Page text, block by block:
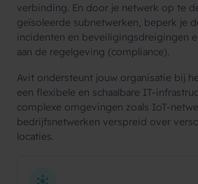
verbinding. En door je netwerk op te
geïsoleerde subnetwerken, beperk je
incidenten en beveiligingsdreigingen
aan de regelgeving (compliance).
Avit ondersteunt jouw organisatie bij
een flexibele en schaalbare IT-
complexe omgevingen zoals IoT-
bedrijfsnetwerken verspreid over
locaties.